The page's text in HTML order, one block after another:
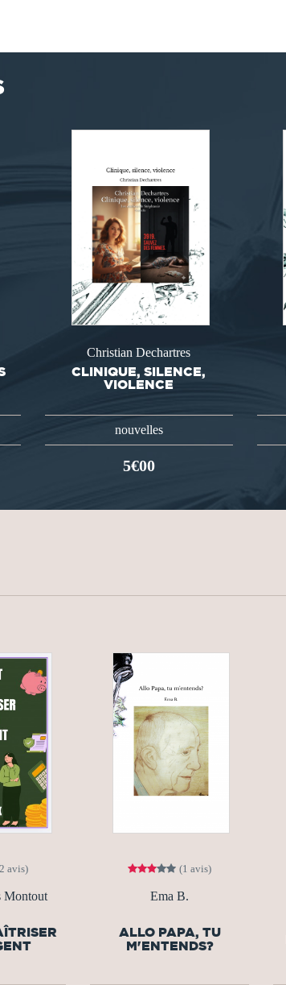
Christian Dechartres
CLINIQUE, SILENCE,
VIOLENCE
nouvelles
5€00
avis)
Montout
(1 avis)
Ema B.
ALLO PAPA, TU
M'ENTENDS?